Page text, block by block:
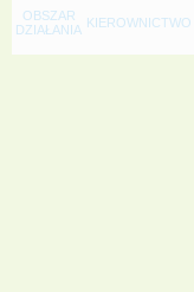
OBSZAR
DZIAŁANIA KIEROWNICTWO